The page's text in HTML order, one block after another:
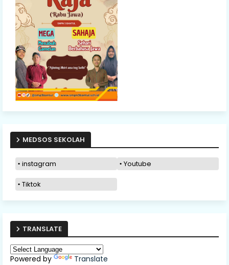
MEDSOS SEKOLAH
instagram Youtube
Tiktok
TRANSLATE
Powered by Translate